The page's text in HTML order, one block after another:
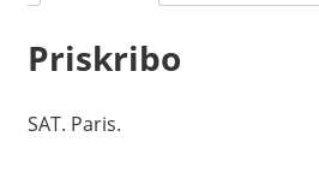
Priskribo
SAT. Paris.